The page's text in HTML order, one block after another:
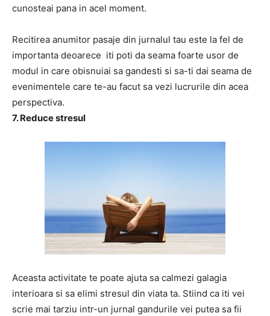
cunosteai pana in acel moment.
Recitirea anumitor pasaje din jurnalul tau este la fel de
importanta deoarece iti poti da seama foarte usor de
modul in care obisnuiai sa gandesti si sa-ti dai seama de
evenimentele care te-au facut sa vezi lucrurile din acea
perspectiva.
7. Reduce stresul
Aceasta activitate te poate ajuta sa calmezi galagia
interioara si sa elimi stresul din viata ta. Stiind ca iti vei
scrie mai tarziu intr-un jurnal gandurile vei putea sa fii